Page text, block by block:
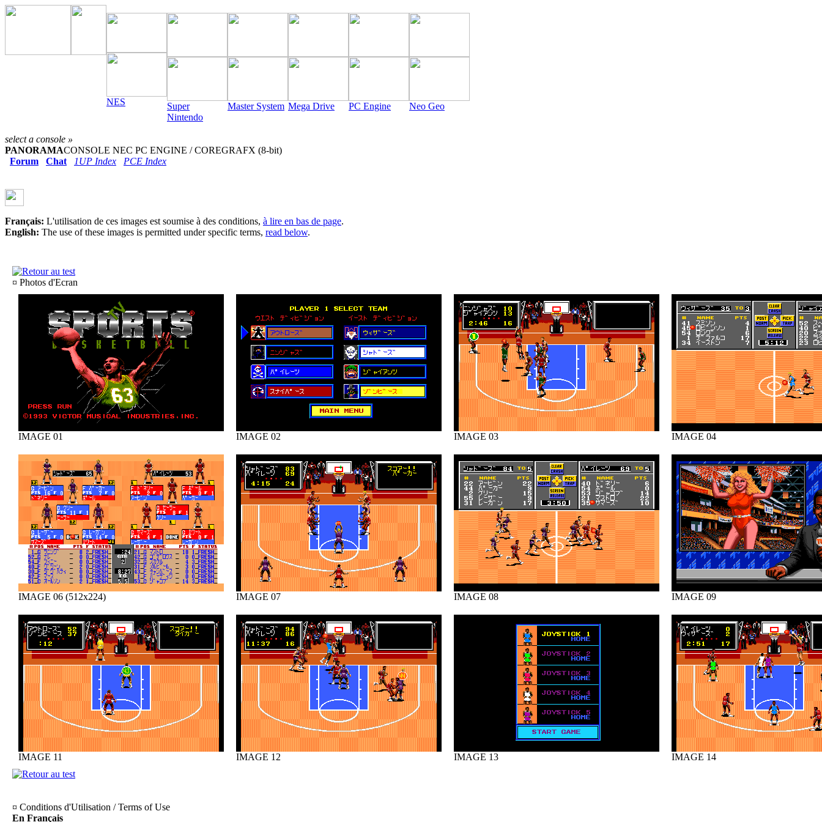
NES
Super
Nintendo
Master System Mega Drive PC Engine Neo Geo
select a console »
PANORAMACONSOLE NEC PC ENGINE / COREGRAFX (8-bit)
Forum
Chat 1UP Index PCE Index
Français: L'utilisation de ces images est soumise à des conditions, à lire en bas de page.
English: The use of these images is permitted under specific terms, read below.
¤ Photos d'Ecran
IMAGE 01 IMAGE 02 IMAGE 03 IMAGE 04
IMAGE 06 (512x224) IMAGE 07 IMAGE 08 IMAGE 09
IMAGE 11 IMAGE 12 IMAGE 13 IMAGE 14
¤ Conditions d'Utilisation / Terms of Use
En Français